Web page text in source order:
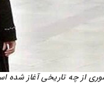
از چه تاریخی آغاز شده